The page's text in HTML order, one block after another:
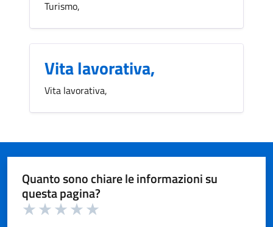
Turismo,
Vita lavorativa,
Vita lavorativa,
Quanto sono chiare le informazioni su
questa pagina?